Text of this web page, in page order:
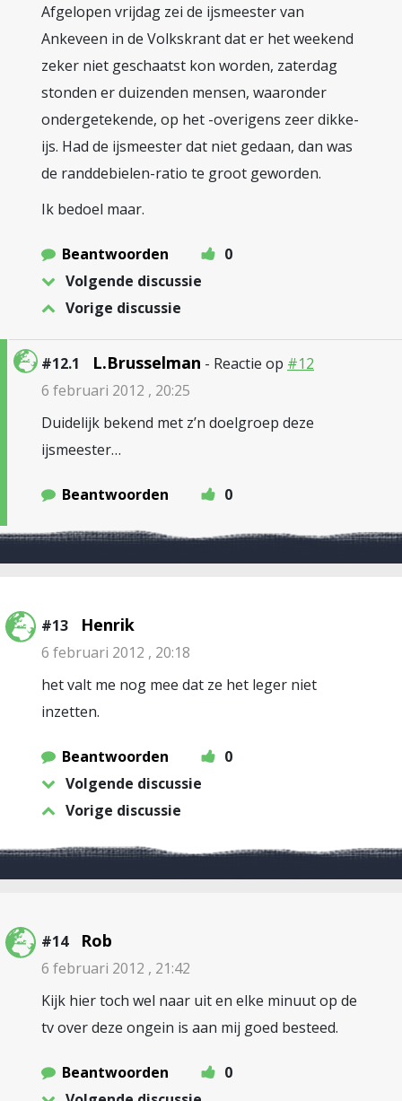
Afgelopen vrijdag zei de ijsmeester van
Ankeveen in de Volkskrant dat er het weekend
zeker niet geschaatst kon worden, zaterdag
stonden er duizenden mensen, waaronder
ondergetekende, op het -overigens zeer dikke-
ijs. Had de ijsmeester dat niet gedaan, dan was
de randdebielen-ratio te groot geworden.
Ik bedoel maar.
Beantwoorden
0
Volgende discussie
Vorige discussie
#12.1 L.Brusselman - Reactie op #12
6 februari 2012 , 20:25
Duidelijk bekend met z’n doelgroep deze
ijsmeester…
Beantwoorden 0
#13 Henrik
6 februari 2012 , 20:18
het valt me nog mee dat ze het leger niet
inzetten.
Beantwoorden
0
Volgende discussie
Vorige discussie
#14 Rob
6 februari 2012 , 21:42
Kijk hier toch wel naar uit en elke minuut op de
tv over deze ongein is aan mij goed besteed.
Beantwoorden
0